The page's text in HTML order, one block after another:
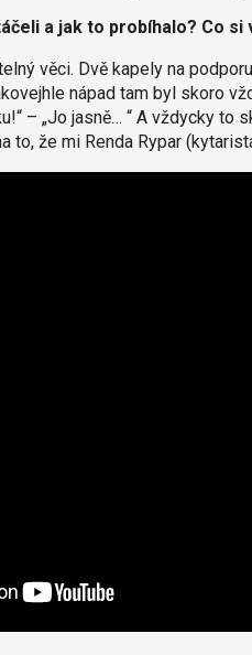
a jak to probíhalo? Co si
věci. Dvě kapely na
nápad tam byl skoro
– „Jo jasně… “ A vždycky to
to, že mi Renda Rypar